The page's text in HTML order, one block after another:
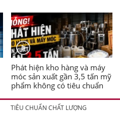
Phát hiện kho hàng và máy
móc sản xuất gần 3,5 tấn mỹ
phẩm không có tiêu chuẩn
TIÊU CHUẨN CHẤT LƯỢNG